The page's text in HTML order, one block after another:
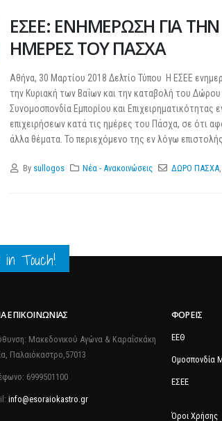
ΕΣΕΕ: ΕΝΗΜΕΡΩΣΗ ΓΙΑ
ΗΜΕΡΕΣ ΤΟΥ ΠΑΣΧΑ
Αθήνα, 30 Μαρτίου 2018 Δελτίο Τύπου Η ΕΣΕΕ
την Κυριακή των Βαΐων και την καταβολή του
Συνομοσπονδία Εμπορίου και Επιχειρηματικότητας
επιχειρήσεων κατά τις ημέρες του Πάσχα, σε ότι
άλλα θέματα. Το περιεχόμενο της εν λόγω
By sullogos Νέα - Ανακοινώσεις ΔΩΡΟ ΠΑΣΧΑ,
in Touch!
ΕΠΙΚΟΙΝΩΝΊΑΣ
Μακεδονικού Αγώνα & Καραΐσκάκη
Παλαιόκαστρο,57013
6999501100
info@esoraiokastro.gr
ΦΟΡΕΊΣ
ΕΕΘ
Ομοσπονδία
ΕΣΕΕ
Όροι Χρήσης